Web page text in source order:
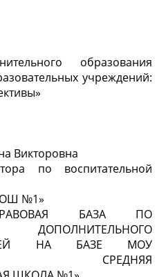
образования
учреждений:
Викторовна
по воспитательной
№1»
БАЗА ПО
НА БАЗЕ МОУ
СРЕДНЯЯ